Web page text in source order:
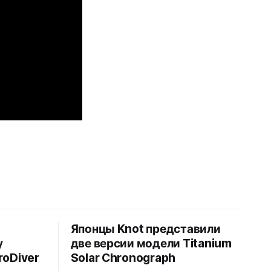
Японцы Knot представили
две версии модели Titanium
Solar Chronograph